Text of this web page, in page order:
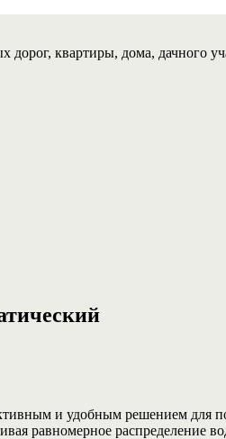
дорог, квартиры, дома, дачного
и удобным решением для
равномерное распределение